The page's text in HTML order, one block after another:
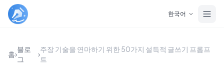
한국어
홈›
블로
그
›
주장 기술을 연마하기 위한 50가지 설득적 글쓰기 프롬프
트